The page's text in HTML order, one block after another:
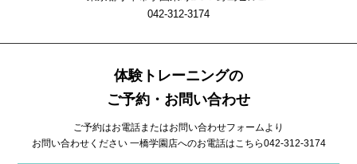
042-312-3174
体験トレーニングの
ご予約・お問い合わせ
ご予約はお電話またはお問い合わせフォームより
お問い合わせください 一橋学園店へのお電話はこちら042-312-3174